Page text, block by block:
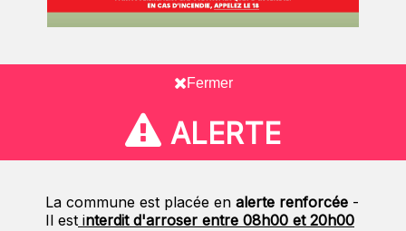
Fermer
ALERTE
La commune est placée en alerte renforcée -
Il est interdit d'arroser entre 08h00 et 20h00